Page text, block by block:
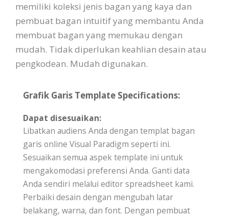
memiliki koleksi jenis bagan yang kaya dan
pembuat bagan intuitif yang membantu Anda
membuat bagan yang memukau dengan
mudah. Tidak diperlukan keahlian desain atau
pengkodean. Mudah digunakan.
Grafik Garis Template Specifications:
Dapat disesuaikan:
Libatkan audiens Anda dengan templat bagan
garis online Visual Paradigm seperti ini.
Sesuaikan semua aspek template ini untuk
mengakomodasi preferensi Anda. Ganti data
Anda sendiri melalui editor spreadsheet kami.
Perbaiki desain dengan mengubah latar
belakang, warna, dan font. Dengan pembuat